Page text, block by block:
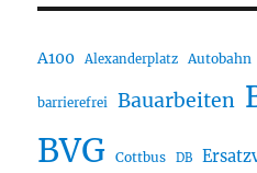
A100 Alexanderplatz Autobahn
barrierefrei Bauarbeiten
BVG Cottbus DB